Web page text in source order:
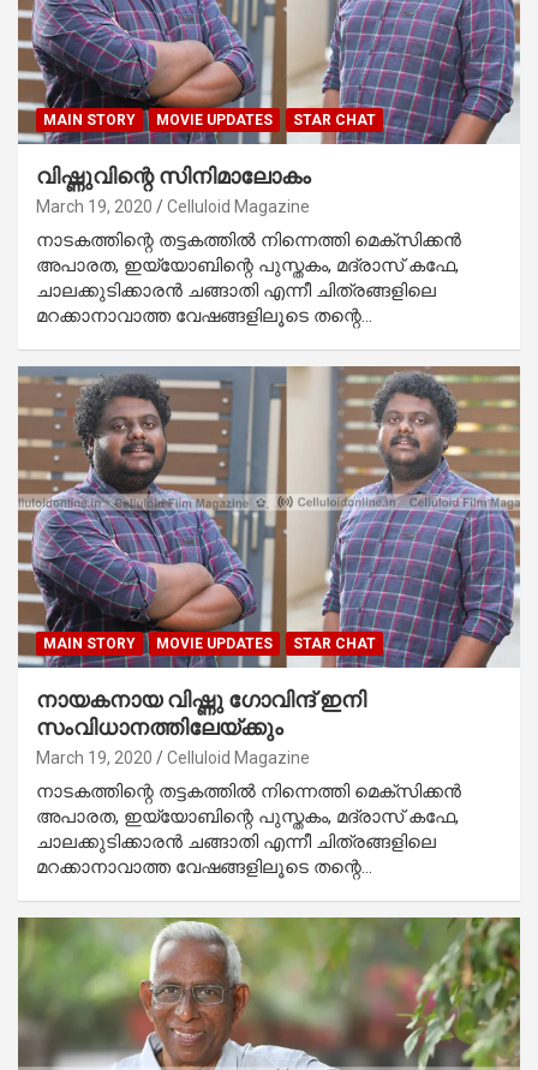
MAIN STORY MOVIE UPDATES STAR CHAT
വിഷ്ണുവിന്റെ സിനിമാലോകം
March 19, 2020 Celluloid Magazine
നാടകത്തിന്റെ തട്ടകത്തില്‍ നിന്നെത്തി മെക്‌സിക്കന്‍
അപാരത, ഇയ്യോബിന്റെ പുസ്തകം, മദ്രാസ് കഫേ,
ചാലക്കുടിക്കാരന്‍ ചങ്ങാതി എന്നീ ചിത്രങ്ങളിലെ
മറക്കാനാവാത്ത വേഷങ്ങളിലൂടെ തന്റെ…
MAIN STORY MOVIE UPDATES STAR CHAT
നായകനായ വിഷ്ണു ഗോവിന്ദ് ഇനി
സംവിധാനത്തിലേയ്ക്കും
March 19, 2020 Celluloid Magazine
നാടകത്തിന്റെ തട്ടകത്തില്‍ നിന്നെത്തി മെക്‌സിക്കന്‍
അപാരത, ഇയ്യോബിന്റെ പുസ്തകം, മദ്രാസ് കഫേ,
ചാലക്കുടിക്കാരന്‍ ചങ്ങാതി എന്നീ ചിത്രങ്ങളിലെ
മറക്കാനാവാത്ത വേഷങ്ങളിലൂടെ തന്റെ…